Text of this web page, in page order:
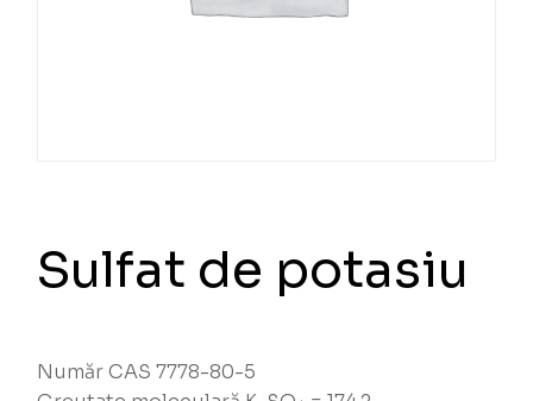
Sulfat de potasiu
Număr CAS 7778-80-5